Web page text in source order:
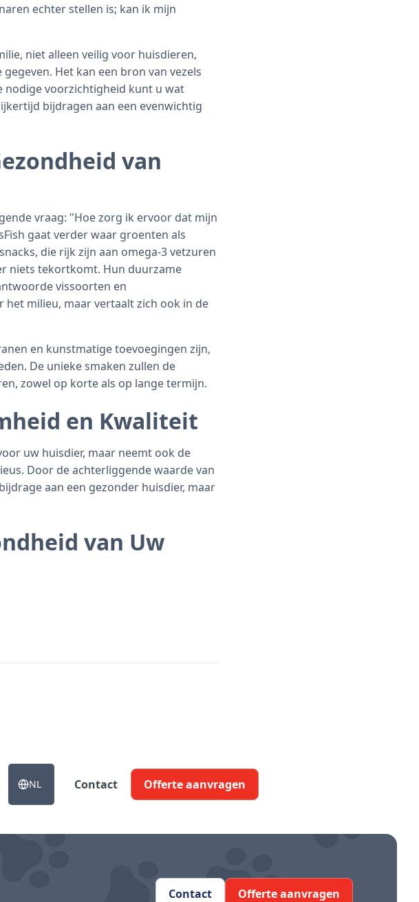
echter stellen is; kan ik mijn
niet alleen veilig voor huisdieren,
Het kan een bron van vezels
nodige voorzichtigheid kunt u wat
bijdragen aan een evenwichtig
van
vraag: "Hoe zorg ik ervoor dat mijn
gaat verder waar groenten als
die rijk zijn aan omega-3 vetzuren
niets tekortkomt. Hun duurzame
vissoorten en
milieu, maar vertaalt zich ook in de
en kunstmatige toevoegingen zijn,
De unieke smaken zullen de
zowel op korte als op lange termijn.
en Kwaliteit
uw huisdier, maar neemt ook de
Door de achterliggende waarde van
aan een gezonder huisdier, maar
van Uw
NL Contact Offerte aanvragen
Contact Offerte aanvragen